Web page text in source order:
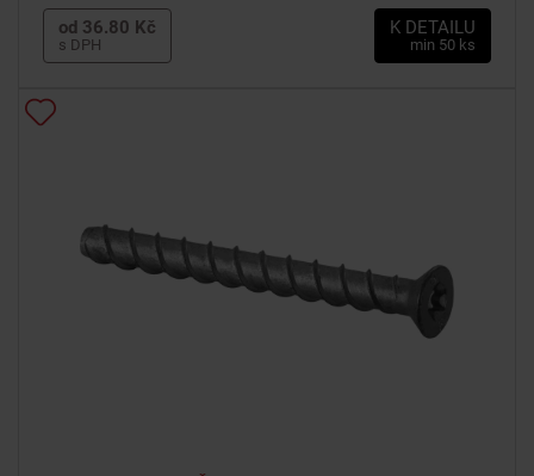
od 36.80 Kč
s DPH
K DETAILU
min 50 ks